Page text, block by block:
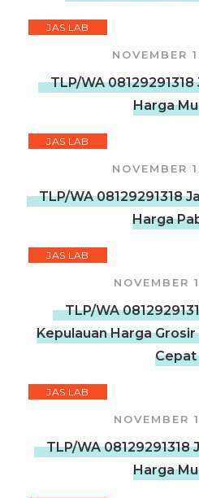
JAS LAB
NOVEMBER
TLP/WA
Harga
JAS LAB
NOVEMBER
TLP/WA 08129291318
Harga
JAS LAB
NOVEMBER
TLP/WA
Kepulauan Harga
Cepat
JAS LAB
NOVEMBER
TLP/WA 08129291318
Harga